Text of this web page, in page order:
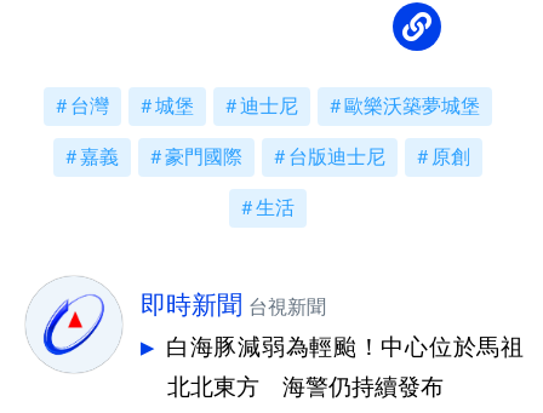
台灣 城堡 迪士尼 歐樂沃築夢城堡
嘉義 豪門國際 台版迪士尼 原創
生活
即時新聞 台視新聞
白海豚減弱為輕颱！中心位於馬祖
北北東方 海警仍持續發布